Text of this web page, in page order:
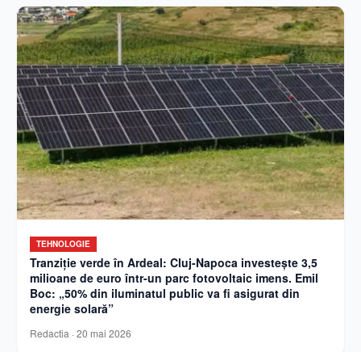
TEHNOLOGIE
Tranziție verde în Ardeal: Cluj-Napoca investește 3,5
milioane de euro într-un parc fotovoltaic imens. Emil
Boc: „50% din iluminatul public va fi asigurat din
energie solară”
Redactia · 20 mai 2026